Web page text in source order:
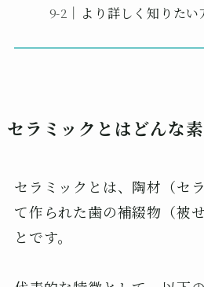
より詳しく知りたい
セラミックとはどんな
セラミックとは、陶材（セ
て作られた歯の補綴物（被
とです。